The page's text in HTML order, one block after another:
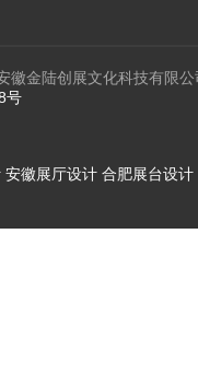
徽金陆创展文化科技有限公
号
安徽展厅设计 合肥展台设计